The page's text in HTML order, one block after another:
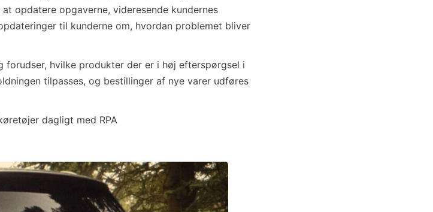
opdatere opgaverne, videresende kundernes
til kunderne om, hvordan problemet bliver
forudser, hvilke produkter der er i høj efterspørgsel i
tilpasses, og bestillinger af nye varer udføres
dagligt med RPA